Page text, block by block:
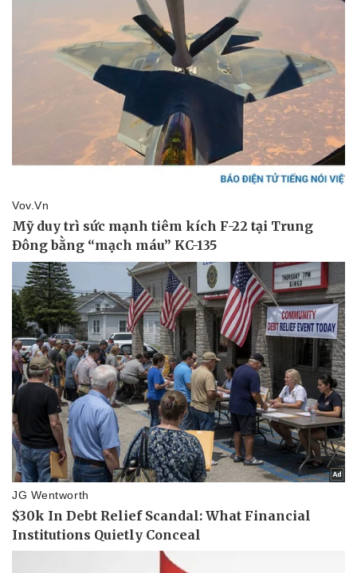
Bóng đá
Lịch thi đấu bóng đá
Thế giới thể thao
eSports
Hậu trường
Xe máy
Tư vấn